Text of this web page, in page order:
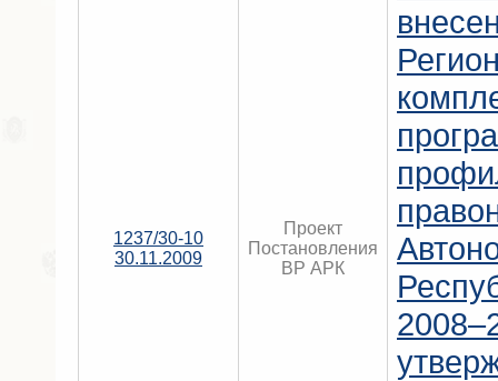
1237/30-10
30.11.2009
Проект
Постановления
ВР АРК